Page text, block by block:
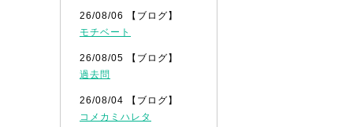
26/08/06 【ブログ】
モチベート
26/08/05 【ブログ】
過去問
26/08/04 【ブログ】
コメカミハレタ